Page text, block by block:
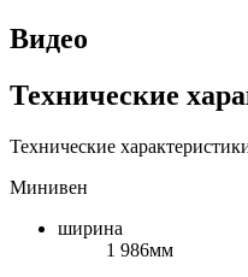
Видео
Технические
Технические
Минивен
ширина
1 986мм